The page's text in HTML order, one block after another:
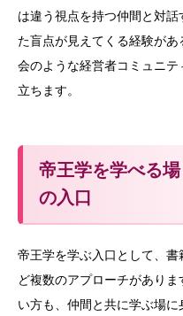
は違う視点を持つ仲間と対
た盲点が見えてくる経験が
会のような経営者コミュニ
立ちます。
帝王学を学べる
の入口
帝王学を学ぶ入口として、
ど複数のアプローチがあり
い方も、仲間と共に学ぶ場